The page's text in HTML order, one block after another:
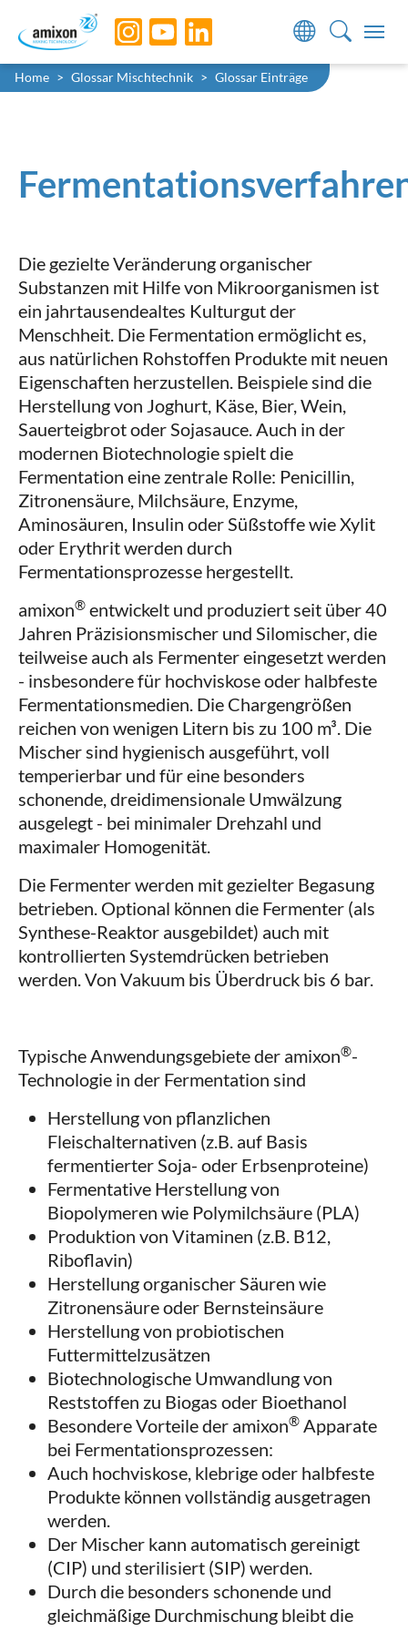
Skip to main navigation
Skip to main content
Skip to page footer
Sie sind hier:
Home Glossar Mischtechnik Glossar Einträge
Die gezielte Veränderung organischer
Substanzen mit Hilfe von Mikroorganismen ist
ein jahrtausendealtes Kulturgut der
Menschheit. Die Fermentation ermöglicht es,
aus natürlichen Rohstoffen Produkte mit neuen
Eigenschaften herzustellen. Beispiele sind die
Herstellung von Joghurt, Käse, Bier, Wein,
Sauerteigbrot oder Sojasauce. Auch in der
modernen Biotechnologie spielt die
Fermentation eine zentrale Rolle: Penicillin,
Zitronensäure, Milchsäure, Enzyme,
Aminosäuren, Insulin oder Süßstoffe wie Xylit
oder Erythrit werden durch
Fermentationsprozesse hergestellt.
amixon® entwickelt und produziert seit über 40
Jahren Präzisionsmischer und Silomischer, die
teilweise auch als Fermenter eingesetzt werden
- insbesondere für hochviskose oder halbfeste
Fermentationsmedien. Die Chargengrößen
reichen von wenigen Litern bis zu 100 m³. Die
Mischer sind hygienisch ausgeführt, voll
temperierbar und für eine besonders
schonende, dreidimensionale Umwälzung
ausgelegt - bei minimaler Drehzahl und
maximaler Homogenität.
Die Fermenter werden mit gezielter Begasung
betrieben. Optional können die Fermenter (als
Synthese-Reaktor ausgebildet) auch mit
kontrollierten Systemdrücken betrieben
werden. Von Vakuum bis Überdruck bis 6 bar.
Typische Anwendungsgebiete der amixon®-
Technologie in der Fermentation sind
Herstellung von pflanzlichen
Fleischalternativen (z.B. auf Basis
fermentierter Soja- oder Erbsenproteine)
Fermentative Herstellung von
Biopolymeren wie Polymilchsäure (PLA)
Produktion von Vitaminen (z.B. B12,
Riboflavin)
Herstellung organischer Säuren wie
Zitronensäure oder Bernsteinsäure
Herstellung von probiotischen
Futtermittelzusätzen
Biotechnologische Umwandlung von
Reststoffen zu Biogas oder Bioethanol
Besondere Vorteile der amixon® Apparate
bei Fermentationsprozessen:
Auch hochviskose, klebrige oder halbfeste
Produkte können vollständig ausgetragen
werden.
Der Mischer kann automatisch gereinigt
(CIP) und sterilisiert (SIP) werden.
Durch die besonders schonende und
gleichmäßige Durchmischung bleibt die